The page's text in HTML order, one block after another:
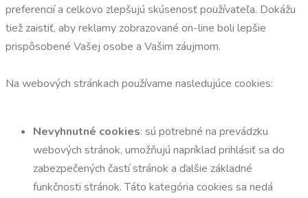
preferencií a celkovo zlepšujú skúsenosť používateľa. Dokážu
tiež zaistiť, aby reklamy zobrazované on-line boli lepšie
prispôsobené Vašej osobe a Vašim záujmom.
Na webových stránkach používame nasledujúce cookies:
Nevyhnutné cookies: sú potrebné na prevádzku
webových stránok, umožňujú napríklad prihlásiť sa do
zabezpečených častí stránok a ďalšie základné
funkčnosti stránok. Táto kategória cookies sa nedá